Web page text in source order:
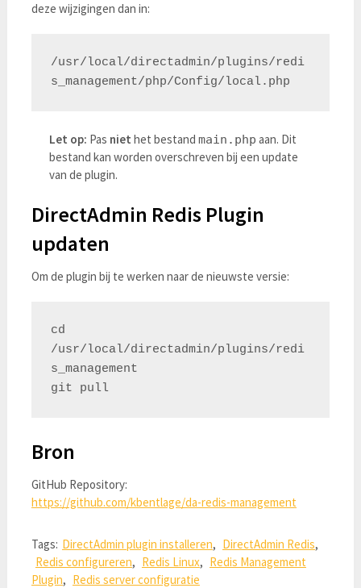
deze wijzigingen dan in:
/usr/local/directadmin/plugins/redi
Let op: Pas niet het bestandmain.php aan. Dit
bestand kan worden overschreven bij een update
van de plugin.
DirectAdmin Redis Plugin
updaten
Om de plugin bij te werken naar de nieuwste versie:
cd
/usr/local/directadmin/plugins/redi
s_management
git pull
Bron
GitHub Repository:
https://github.com/kbentlage/da-redis-management
Tags: DirectAdmin plugin installeren, DirectAdmin Redis,
Redis configureren, Redis Linux, Redis Management
Plugin, Redis server configuratie